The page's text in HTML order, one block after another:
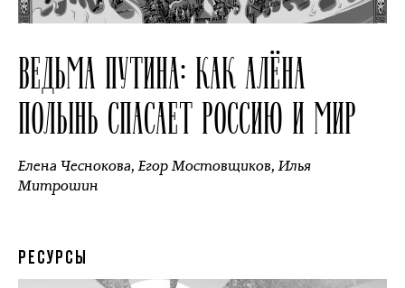
ВЕДЬМА ПУТИНА: КАК АЛЁНА
ПОЛЫНЬ СПАСАЕТ РОССИЮ И МИР
Елена Чеснокова,Егор Мостовщиков,Илья
Митрошин
РЕСУРСЫ